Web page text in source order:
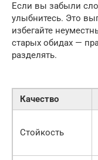
Если вы забыли
улыбнитесь. Это
избегайте
старых обидах —
разделять.
Качество
Стойкость